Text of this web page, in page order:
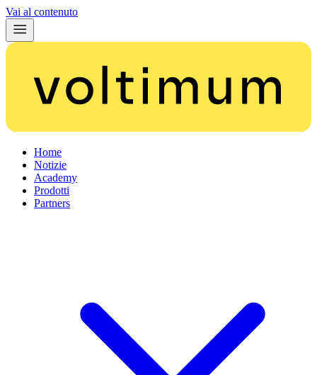
Vai al contenuto
Home
Notizie
Academy
Prodotti
Partners